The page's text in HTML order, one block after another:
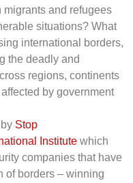
migrants and refugees
situations? What
international borders,
the deadly and
regions, continents
by government
Stop
Institute which
companies that have
of borders – winning